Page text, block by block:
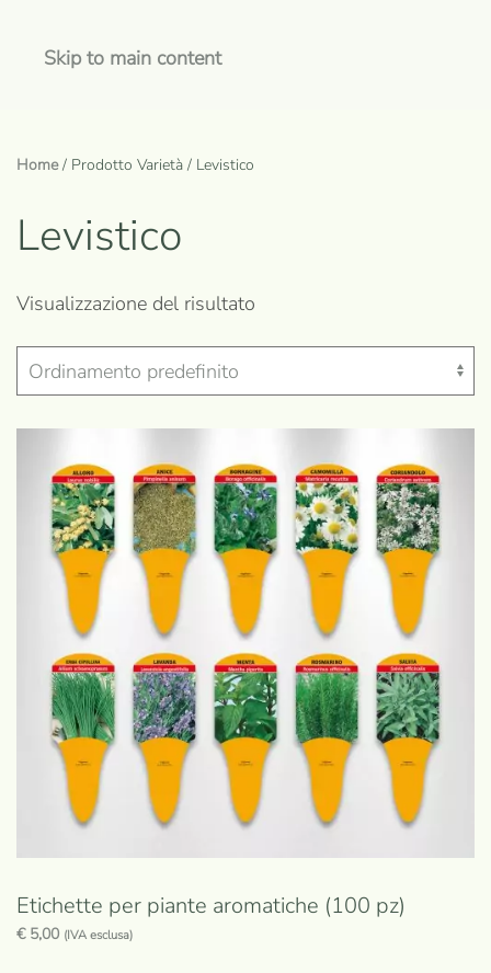
Skip to main content
Home/ Prodotto Varietà / Levistico
Levistico
Visualizzazione del risultato
Etichette per piante aromatiche (100 pz)
€5,00 (IVA esclusa)